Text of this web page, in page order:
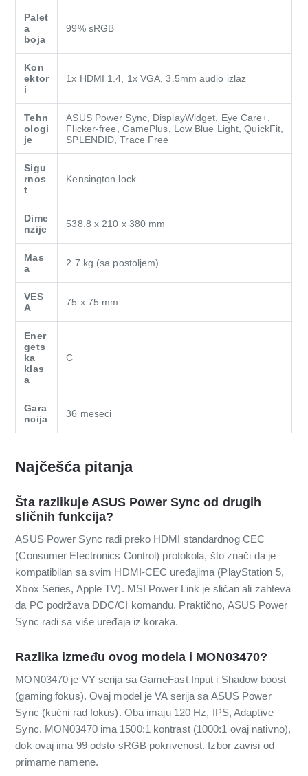
Palet
a
boja
99% sRGB
Kon
ektor
i
1x HDMI 1.4, 1x VGA, 3.5mm audio izlaz
Tehn
ologi
je
ASUS Power Sync, DisplayWidget, Eye Care+,
Flicker-free, GamePlus, Low Blue Light, QuickFit,
SPLENDID, Trace Free
Sigu
rnos
t
Kensington lock
Dime
nzije
538.8 x 210 x 380 mm
Mas
a
2.7 kg (sa postoljem)
VES
A
75 x 75 mm
Ener
gets
ka
klas
a
C
Gara
ncija
36 meseci
Najčešća pitanja
Šta razlikuje ASUS Power Sync od drugih
sličnih funkcija?
ASUS Power Sync radi preko HDMI standardnog CEC
(Consumer Electronics Control) protokola, što znači da je
kompatibilan sa svim HDMI-CEC uređajima (PlayStation 5,
Xbox Series, Apple TV). MSI Power Link je sličan ali zahteva
da PC podržava DDC/CI komandu. Praktično, ASUS Power
Sync radi sa više uređaja iz koraka.
Razlika između ovog modela i MON03470?
MON03470 je VY serija sa GameFast Input i Shadow boost
(gaming fokus). Ovaj model je VA serija sa ASUS Power
Sync (kućni rad fokus). Oba imaju 120 Hz, IPS, Adaptive
Sync. MON03470 ima 1500:1 kontrast (1000:1 ovaj nativno),
dok ovaj ima 99 odsto sRGB pokrivenost. Izbor zavisi od
primarne namene.